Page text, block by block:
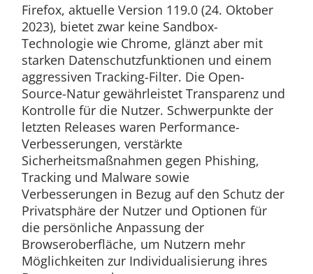
Firefox, aktuelle Version 119.0 (24. Oktober
2023), bietet zwar keine Sandbox-
Technologie wie Chrome, glänzt aber mit
starken Datenschutzfunktionen und einem
aggressiven Tracking-Filter. Die Open-
Source-Natur gewährleistet Transparenz und
Kontrolle für die Nutzer. Schwerpunkte der
letzten Releases waren Performance-
Verbesserungen, verstärkte
Sicherheitsmaßnahmen gegen Phishing,
Tracking und Malware sowie
Verbesserungen in Bezug auf den Schutz der
Privatsphäre der Nutzer und Optionen für
die persönliche Anpassung der
Browseroberfläche, um Nutzern mehr
Möglichkeiten zur Individualisierung ihres